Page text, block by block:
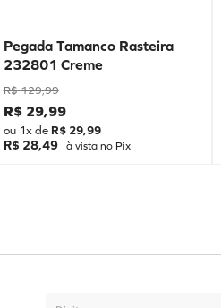
Pegada Tamanco Rasteira
232801 Creme
R$ 129,99
R$ 29,99
ou 1x de R$ 29,99
R$ 28,49 à vista no Pix